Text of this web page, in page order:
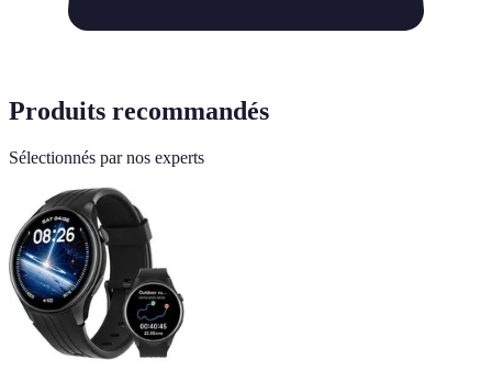
Produits recommandés
Sélectionnés par nos experts